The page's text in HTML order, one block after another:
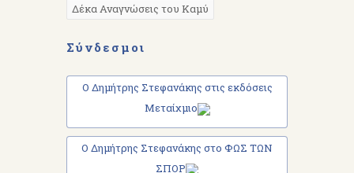
Δέκα Αναγνώσεις του Καμύ
Σύνδεσμοι
Ο Δημήτρης Στεφανάκης στις εκδόσεις
Μεταίχμιο
Ο Δημήτρης Στεφανάκης στο ΦΩΣ ΤΩΝ
ΣΠΟΡ